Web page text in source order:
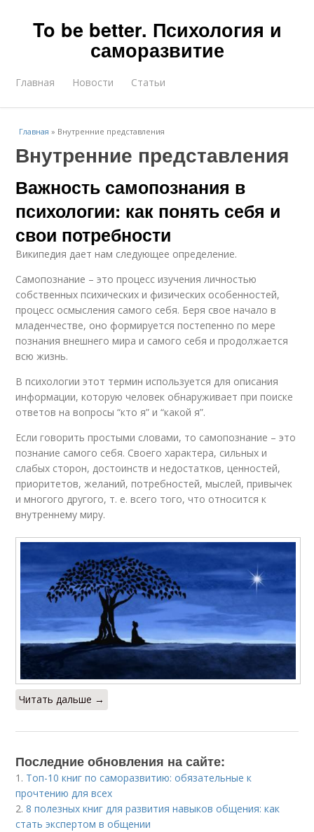
To be better. Психология и
саморазвитие
Главная Новости Статьи
Главная » Внутренние представления
Внутренние представления
Важность самопознания в
психологии: как понять себя и
свои потребности
Википедия дает нам следующее определение.
Самопознание – это процесс изучения личностью
собственных психических и физических особенностей,
процесс осмысления самого себя. Беря свое начало в
младенчестве, оно формируется постепенно по мере
познания внешнего мира и самого себя и продолжается
всю жизнь.
В психологии этот термин используется для описания
информации, которую человек обнаруживает при поиске
ответов на вопросы “кто я” и “какой я”.
Если говорить простыми словами, то самопознание – это
познание самого себя. Своего характера, сильных и
слабых сторон, достоинств и недостатков, ценностей,
приоритетов, желаний, потребностей, мыслей, привычек
и многого другого, т. е. всего того, что относится к
внутреннему миру.
Читать дальше →
Последние обновления на сайте:
1. Топ-10 книг по саморазвитию: обязательные к
прочтению для всех
2.8 полезных книг для развития навыков общения: как
стать экспертом в общении